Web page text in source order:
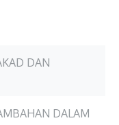
DAN
DALAM